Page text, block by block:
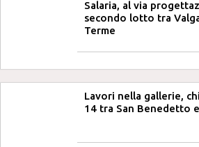
Salaria, al via
secondo lotto tra
Terme
Lavori nella gallerie,
14 tra San Benedetto